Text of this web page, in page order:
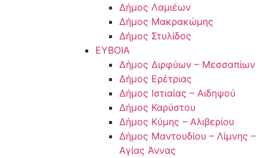
Δήμος Λαμιέων
Δήμος Μακρακώμης
Δήμος Στυλίδος
ΕΥΒΟΙΑ
Δήμος Διρφύων – Μεσσαπίων
Δήμος Ερέτριας
Δήμος Ιστιαίας – Αιδηψού
Δήμος Καρύστου
Δήμος Κύμης – Αλιβερίου
Δήμος Μαντουδίου – Λίμνης –
Αγίας Άννας